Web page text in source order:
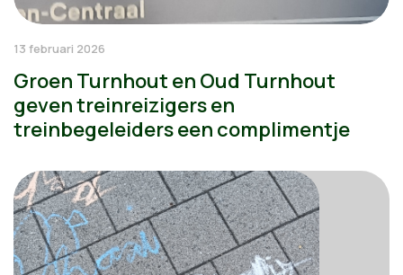
13 februari 2026
Groen Turnhout en Oud Turnhout
geven treinreizigers en
treinbegeleiders een complimentje